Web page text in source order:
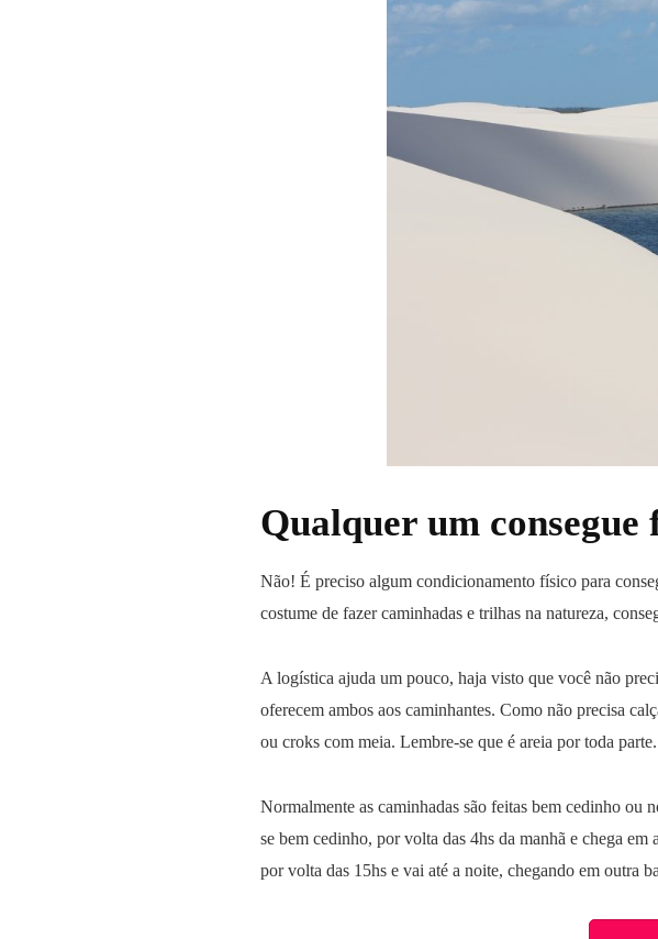
Qualquer um consegue
Não! É preciso algum condicionamento físico para
costume de fazer caminhadas e trilhas na natureza,
A logística ajuda um pouco, haja visto que você não
oferecem ambos aos caminhantes. Como não precisa
ou croks com meia. Lembre-se que é areia por toda parte.
Normalmente as caminhadas são feitas bem cedinho
se bem cedinho, por volta das 4hs da manhã e chega
por volta das 15hs e vai até a noite, chegando em outra